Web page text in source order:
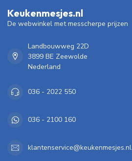
Keukenmesjes.nl
De webwinkel met messcherpe prijzen
Landbouwweg 22D
3899 BE Zeewolde
Nederland
036 - 2022 550
036 - 2100 160
klantenservice@keukenmesjes.nl